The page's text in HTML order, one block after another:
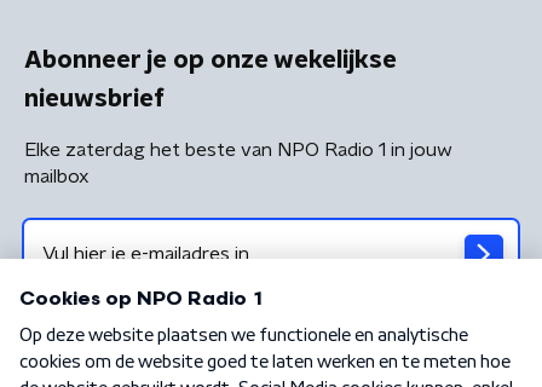
Abonneer je op onze wekelijkse
nieuwsbrief
Elke zaterdag het beste van NPO Radio 1 in jouw
mailbox